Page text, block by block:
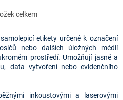
O
l
á
d
a
p
celkem
etikety určené k označení
nebo dalších úložných médií
prostředí. Umožňují jasné a
data vytvoření nebo evidenčního
inkoustovými a laserovými